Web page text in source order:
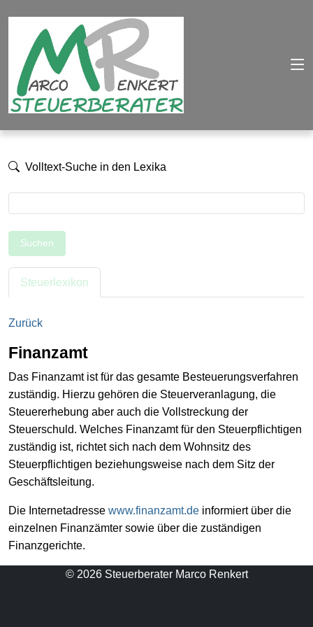
Volltext-Suche in den Lexika
Suchen
Steuerlexikon
Zurück
Finanzamt
Das Finanzamt ist für das gesamte Besteuerungsverfahren
zuständig. Hierzu gehören die Steuerveranlagung, die
Steuererhebung aber auch die Vollstreckung der
Steuerschuld. Welches Finanzamt für den Steuerpflichtigen
zuständig ist, richtet sich nach dem Wohnsitz des
Steuerpflichtigen beziehungsweise nach dem Sitz der
Geschäftsleitung.
Die Internetadresse www.finanzamt.de informiert über die
einzelnen Finanzämter sowie über die zuständigen
Finanzgerichte.
© 2026 Steuerberater Marco Renkert